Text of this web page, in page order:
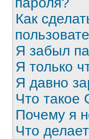
Как
Я забыл
Я только
Я давно
Что такое
Почему я
Что